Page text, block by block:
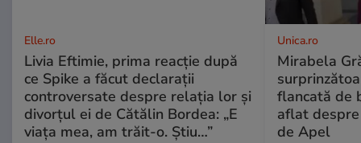
Elle.ro
Livia Eftimie, prima reacție după
ce Spike a făcut declarații
controversate despre relația lor și
divorțul ei de Cătălin Bordea: „E
viața mea, am trăit-o. Știu…”
Unica.ro
Mirabela
flancată de
aflat
de Apel